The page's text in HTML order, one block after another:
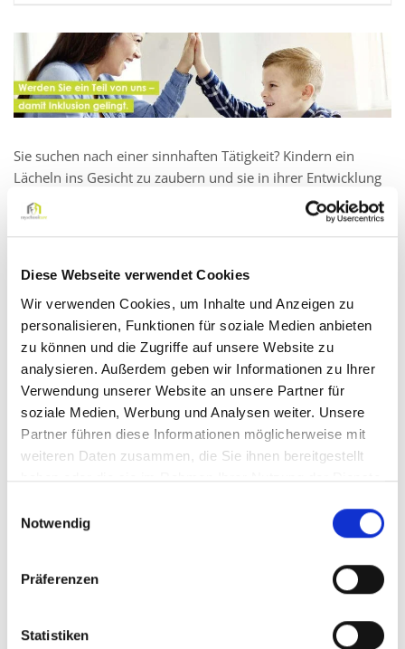
Diese Webseite verwendet Cookies
Wir verwenden Cookies, um Inhalte und Anzeigen zu
personalisieren, Funktionen für soziale Medien anbieten
zu können und die Zugriffe auf unsere Website zu
analysieren. Außerdem geben wir Informationen zu Ihrer
Verwendung unserer Website an unsere Partner für
soziale Medien, Werbung und Analysen weiter. Unsere
Partner führen diese Informationen möglicherweise mit
weiteren Daten zusammen, die Sie ihnen bereitgestellt
haben oder die sie im Rahmen Ihrer Nutzung der Dienste
Notwendig
Präferenzen
Statistiken
Sie suchen nach einer sinnhaften Tätigkeit? Kindern ein
Lächeln ins Gesicht zu zaubern und sie in ihrer Entwicklung
zu stärken, macht Ihnen besonders viel Freude? Dann sind
Sie bei der myschoolcare genau richtig.
Sie sind dort tätig, wo Schulbegleiter ausfallen und Ihre
Unterstützung benötigt wird.
Darauf können Sie sich freuen:
Ein faires Vergütungsmodell:Gleichbleibender
monatlicher Verdienst –auch in den Schließ- oder
Ferienzeiten!
Kompetente Unterstützung und Einarbeitungdurch
unsere pädagogischen Fachkräfte, sowie Mitarbeitern vor
Ort
Kinder, Eltern, Erzieher & Lehrer
Empfehlungsprogramm